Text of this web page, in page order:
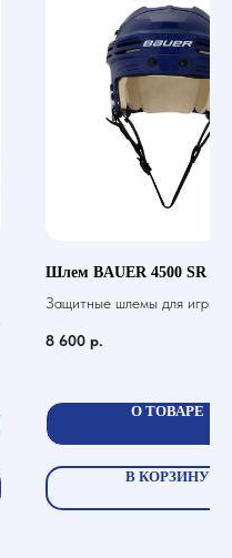
Шлем BAUER 4500 SR
Защитные шлемы для игры в
8 600 р.
О ТОВАРЕ
В КОРЗИНУ